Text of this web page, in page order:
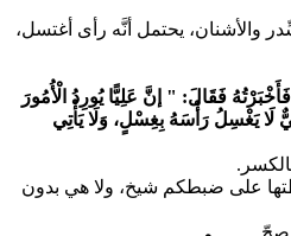
والأشنان، يحتمل أنَّه رأى أغتسل،
فَقَالَ: " إنَّ عَلِيًّا يُورِدُ الْأُمُورَ
لَا يَغْسِلُ رَأْسَهُ بِغِسْلٍ، وَلَا يَأْتِي
على ضبطكم شيخ، ولا هي بدون
صحّ.